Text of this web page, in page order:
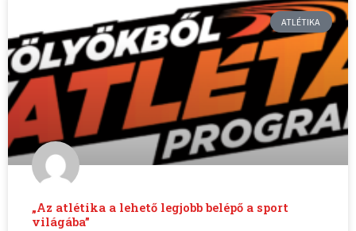
ATLÉTIKA
„Az atlétika a lehető legjobb belépő a sport
világába”